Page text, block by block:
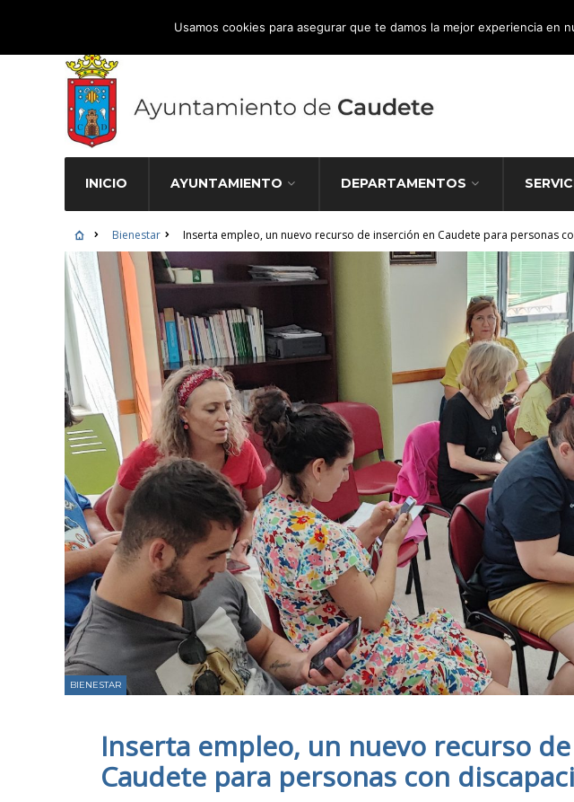
Atención Ciudadana 965 827 000
INICIO AYUNTAMIENTO DEPARTAMENTOS
Bienestar Inserta empleo, un nuevo recurso de inserción en Caudete para personas
BIENESTAR
Inserta empleo, un nuevo recurso
Caudete para personas con
Usamos cookies para asegurar que te damos la mejor experiencia en